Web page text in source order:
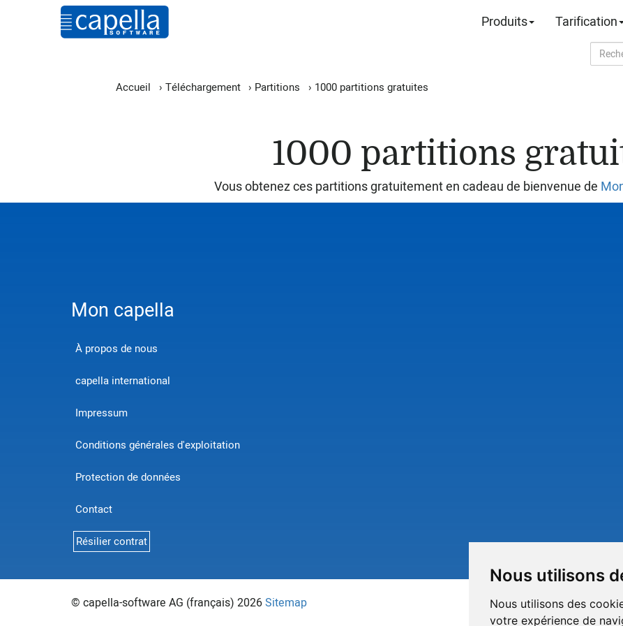
Nous utilisons
Nous utilisons des
votre expérience de
Produits Tarification
Accueil › Téléchargement › Partitions › 1000 partitions gratuites
1000 partitions
Vous obtenez ces partitions gratuitement en cadeau de bienvenue de
Mon capella
À propos de nous
capella international
Impressum
Conditions générales d'exploitation
Protection de données
Contact
Résilier contrat
© capella-software AG (français) 2026Sitemap